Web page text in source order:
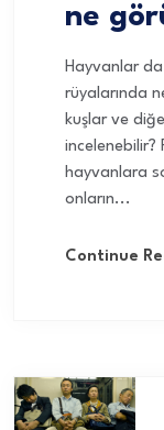
ne
Hayvanlar
rüyalarında
kuşlar ve
incelenebilir?
hayvanlara
onların...
Continue